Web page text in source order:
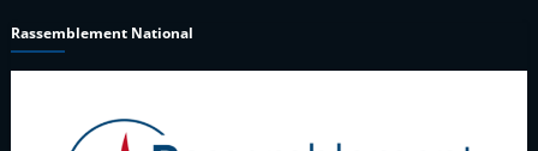
Rassemblement National